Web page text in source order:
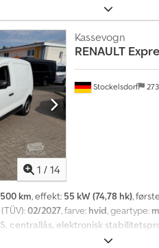
totalvægt: 7500 kg Nyttelast: 2955
m Nedfældelige sideforlængere
har en 2017 Renault D 4x2
og er i god stand. Klar til levering
7500 Nyttelast: 2955 Bredde: 237
= Yderligere information = Kontakt
1 / 14
Stockelsdorf
Kassevogn
RENAULT
km, effekt: 55 kW (74,78 hk),
02/2027, farve: hvid, geartype:
centrallås, elektronisk
Dedpfx Anozhdauozsck